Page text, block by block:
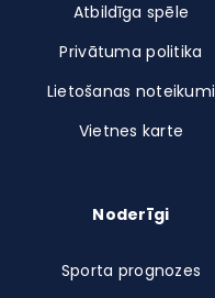
Atbildīga spēle
Privātuma politika
Lietošanas noteikumi
Vietnes karte
Noderīgi
Sporta prognozes